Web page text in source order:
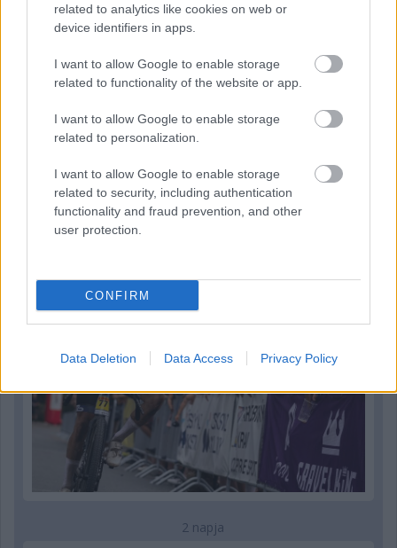
related to analytics like cookies on web or
device identifiers in apps.
I want to allow Google to enable storage
related to functionality of the website or app.
I want to allow Google to enable storage
related to personalization.
I want to allow Google to enable storage
related to security, including authentication
functionality and fraud prevention, and other
user protection.
CONFIRM
Data Deletion Data Access Privacy Policy
1 napja
Kerékpáros világbajnokságra kvalifikálta magát Bottas az
F1-es nyári szünetben
2 napja